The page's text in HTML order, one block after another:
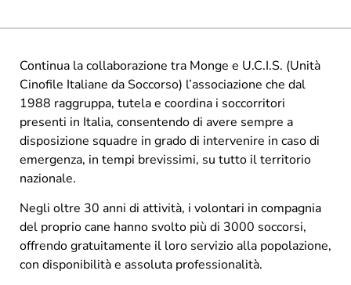
Continua la collaborazione tra Monge e U.C.I.S. (Unità
Cinofile Italiane da Soccorso) l’associazione che dal
1988 raggruppa, tutela e coordina i soccorritori
presenti in Italia, consentendo di avere sempre a
disposizione squadre in grado di intervenire in caso di
emergenza, in tempi brevissimi, su tutto il territorio
nazionale.
Negli oltre 30 anni di attività, i volontari in compagnia
del proprio cane hanno svolto più di 3000 soccorsi,
offrendo gratuitamente il loro servizio alla popolazione,
con disponibilità e assoluta professionalità.